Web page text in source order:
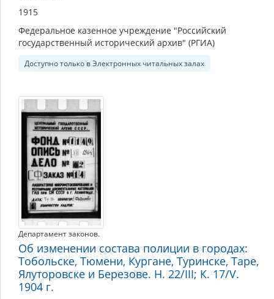
1915
Федеральное казенное учреждение "Российский
государственный исторический архив" (РГИА)
Доступно только в Электронных читальных залах
Департамент законов.
Об изменении состава полиции в городах:
Тобольске, Тюмени, Кургане, Туринске, Таре,
Ялуторовске и Березове. Н. 22/III; К. 17/V.
1904 г.